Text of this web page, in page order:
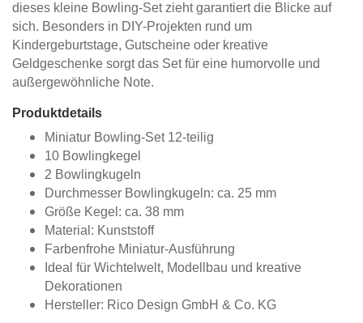
dieses kleine Bowling-Set zieht garantiert die Blicke auf
sich. Besonders in DIY-Projekten rund um
Kindergeburtstage, Gutscheine oder kreative
Geldgeschenke sorgt das Set für eine humorvolle und
außergewöhnliche Note.
Produktdetails
Miniatur Bowling-Set 12-teilig
10 Bowlingkegel
2 Bowlingkugeln
Durchmesser Bowlingkugeln: ca. 25 mm
Größe Kegel: ca. 38 mm
Material: Kunststoff
Farbenfrohe Miniatur-Ausführung
Ideal für Wichtelwelt, Modellbau und kreative
Dekorationen
Hersteller: Rico Design GmbH & Co. KG